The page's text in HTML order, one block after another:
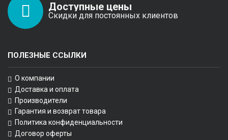
Доступные цены
Скидки для постоянных клиентов
ПОЛЕЗНЫЕ ССЫЛКИ
О компании
Доставка и оплата
Производители
Гарантия и возврат товара
Политика конфиденциальности
Договор оферты